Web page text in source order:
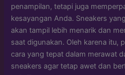
penampilan, tetapi juga
kesayangan Anda. Sneakers
akan tampil lebih menarik dan
saat digunakan. Oleh karena itu,
cara yang tepat dalam merawat
sneakers agar tetap awet dan